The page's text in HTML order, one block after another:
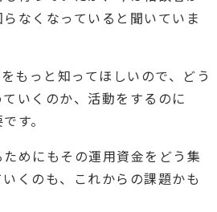
なくなっていると聞いていま
もっと知ってほしいので、どう
いくのか、活動をするのに
す。
めにもその運用資金をどう集
くのも、これからの課題かも